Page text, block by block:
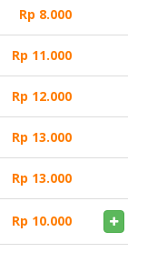
Rp 8.000
Rp 11.000
Rp 12.000
Rp 13.000
Rp 13.000
Rp 10.000